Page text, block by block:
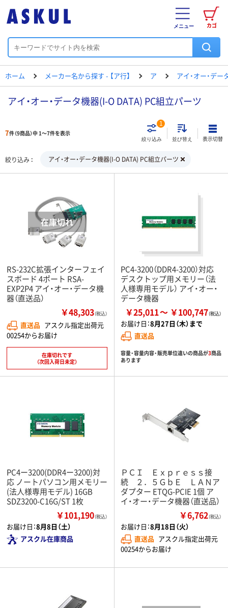
カゴ
メニュー
ホーム メーカー名から探す - 【ア行】 ア アイ・オー・デー
アイ・オー・データ機器(I-O DATA) PC組立パーツ
7件（9商品）中 1～7件を表示
絞り込み
1
並び替え 表示切替
絞り込み アイ・オー・データ機器(I-O DATA) PC組立パーツ
RS-232C拡張インターフェイ
スボード 4ポート RSA-
EXP2P4 アイ・オー・データ機
器（直送品）
￥48,303（税込）
直送品 アスクル指定出荷元
00254からお届け
在庫切れです
（次回入荷日未定）
PC4-3200（DDR4-3200）対応
デスクトップ用メモリー（法
人様専用モデル） アイ・オー・
データ機器
￥25,011 ￥100,747
お届け日：8月27日（木）まで
直送品
容量・容量内容・販売単位違いの商品が3商品
あります
PC4ー3200(DDR4ー3200)対
応 ノートパソコン用メモリー
(法人様専用モデル) 16GB
SDZ3200-C16G/ST 1枚
￥101,190（税込）
お届け日：8月8日（土）
アスクル在庫商品
ＰＣＩ Ｅｘｐｒｅｓｓ接
続 ２．５ＧｂＥ ＬＡＮア
ダプター ETQG-PCIE 1個 ア
イ・オー・データ機器（直送品）
￥6,762（税込）
お届け日：8月18日（火）
直送品 アスクル指定出荷元
00254からお届け